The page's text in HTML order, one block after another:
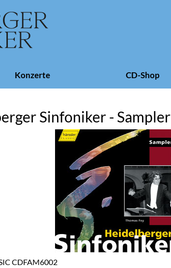
Konzerte CD-Shop
Sinfoniker - Sampler
CDFAM6002